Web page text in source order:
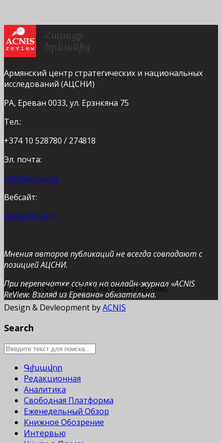
Армянский центр стратегических и национальных
исследований (АЦСНИ)
РА, Ереван 0033, ул. Ерзнкяна 75
Тел.:
+374 10 528780 / 274818
Эл. почта:
info@acnis.am
Вебсайт:
www.acnis.am
Мнения авторов публикаций не всегда совпадают с
позицией АЦСНИ.
При перепечатке ссылка на онлайн-журнал «ACNIS
ReView: Взгляд из Еревана» обязательна.
Copyright © 2026 ACNIS. All rights reserved.
Design & Devleopment byACNIS
Search
Գլխավոր
Редакционная
Аналитика
Свободная Платформа
Еженедельный Обзор
Книжное Обозрение
Интервью